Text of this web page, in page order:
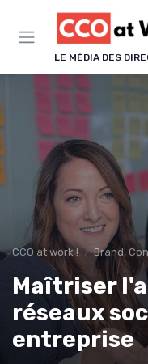
LE MÉDIA DES
CCO at work ! Brand,
Maîtriser
réseaux
entreprise
Panneau de gestion des